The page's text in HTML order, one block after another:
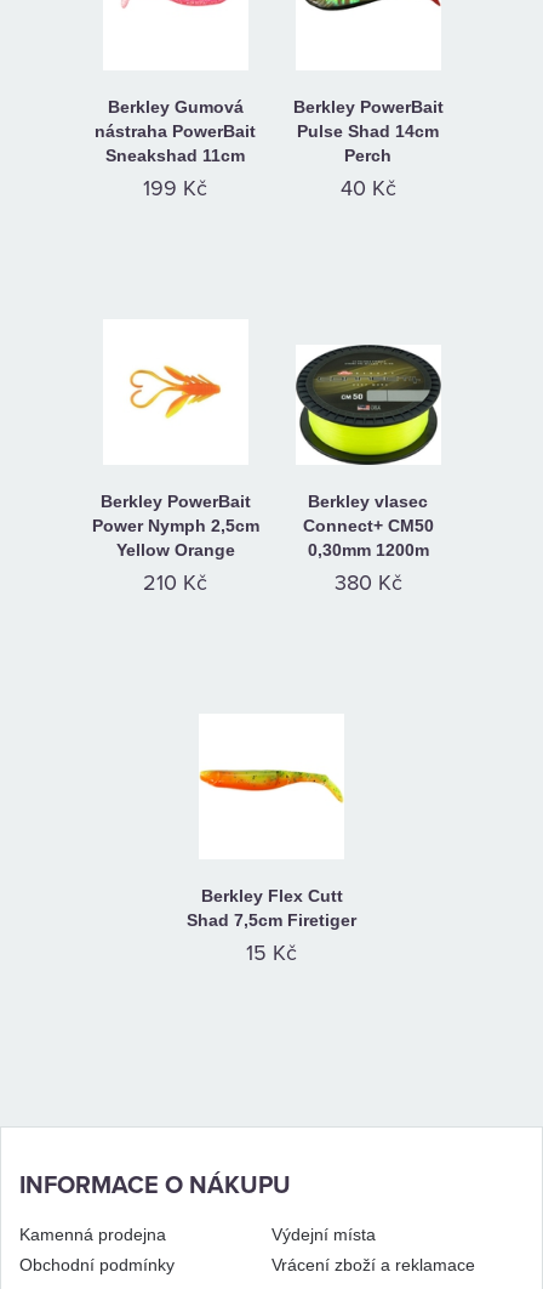
Berkley Gumová
nástraha PowerBait
Sneakshad 11cm
199 Kč
Berkley PowerBait
Pulse Shad 14cm
Perch
40 Kč
Berkley PowerBait
Power Nymph 2,5cm
Yellow Orange
210 Kč
Berkley vlasec
Connect+ CM50
0,30mm 1200m
380 Kč
Berkley Flex Cutt
Shad 7,5cm Firetiger
15 Kč
INFORMACE O NÁKUPU
Kamenná prodejna
Výdejní místa
Obchodní podmínky
Vrácení zboží a reklamace